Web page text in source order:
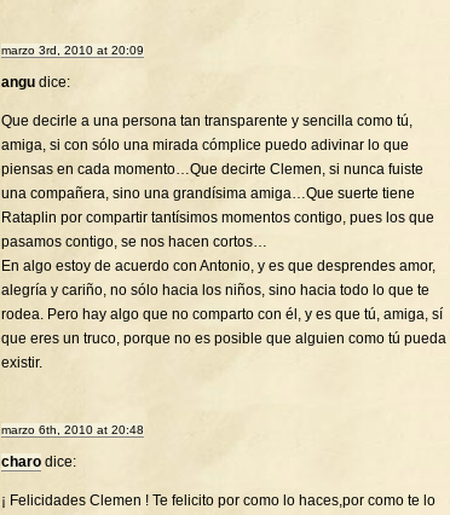
marzo 3rd, 2010 at 20:09
angu dice:
Que decirle a una persona tan transparente y sencilla como tú,
amiga, si con sólo una mirada cómplice puedo adivinar lo que
piensas en cada momento…Que decirte Clemen, si nunca fuiste
una compañera, sino una grandísima amiga…Que suerte tiene
Rataplin por compartir tantísimos momentos contigo, pues los que
pasamos contigo, se nos hacen cortos…
En algo estoy de acuerdo con Antonio, y es que desprendes amor,
alegría y cariño, no sólo hacia los niños, sino hacia todo lo que te
rodea. Pero hay algo que no comparto con él, y es que tú, amiga, sí
que eres un truco, porque no es posible que alguien como tú pueda
existir.
marzo 6th, 2010 at 20:48
charo dice:
¡ Felicidades Clemen ! Te felicito por como lo haces,por como te lo